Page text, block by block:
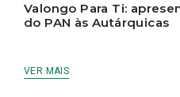
Valongo Para Ti:
do PAN às Autárquicas
VER MAIS